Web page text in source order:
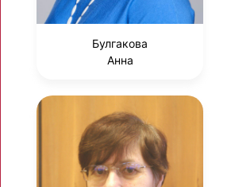
Булгакова
Анна